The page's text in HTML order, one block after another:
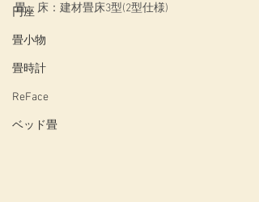
円座
畳小物
畳時計
ReFace
ベッド畳
畳　床：建材畳床3型(2型仕様)